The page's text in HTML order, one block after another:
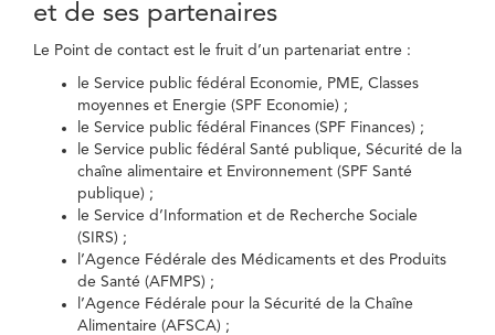
et de ses partenaires
Le Point de contact est le fruit d’un partenariat entre :
le Service public fédéral Economie, PME, Classes
moyennes et Energie (SPF Economie) ;
le Service public fédéral Finances (SPF Finances) ;
le Service public fédéral Santé publique, Sécurité de la
chaîne alimentaire et Environnement (SPF Santé
publique) ;
le Service d’Information et de Recherche Sociale
(SIRS) ;
l’Agence Fédérale des Médicaments et des Produits
de Santé (AFMPS) ;
l’Agence Fédérale pour la Sécurité de la Chaîne
Alimentaire (AFSCA) ;